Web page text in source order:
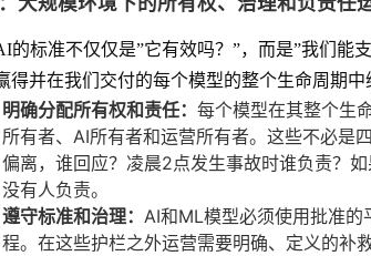
的标准不仅仅是”它有效吗？”，而是”我们能
得并在我们交付的每个模型的整个生命周期中
明确分配所有权和责任： 每个模型在其整个生
所有者、AI所有者和运营所有者。这些不必是
偏离，谁回应？凌晨2点发生事故时谁负责？
没有人负责。
遵守标准和治理： AI和ML模型必须使用批准
程。在这些护栏之外运营需要明确、定义的补